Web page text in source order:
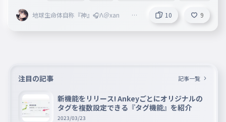
地球生命体自称『神』🎧Λ＠xan @
10 9
注目の記事 記事一覧
新機能をリリース! Ankeyごとにオリジナルの
タグを複数設定できる『タグ機能』を紹介
2023/03/23